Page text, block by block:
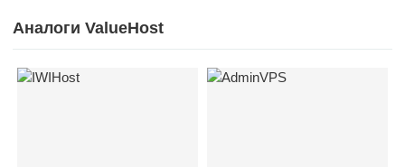
Аналоги ValueHost